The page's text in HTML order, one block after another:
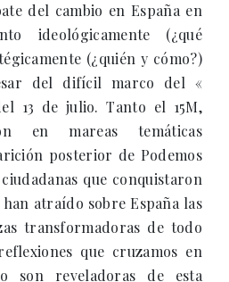
del cambio en España en
ideológicamente (¿qué
(¿quién y cómo?)
del difícil marco del «
13 de julio. Tanto el 15M,
en mareas temáticas
posterior de Podemos
que conquistaron
atraído sobre España las
transformadoras de todo
que cruzamos en
son reveladoras de esta